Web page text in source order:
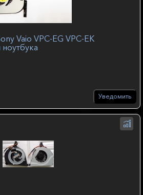
Vaio VPC-EG VPC-EK
Уведомить